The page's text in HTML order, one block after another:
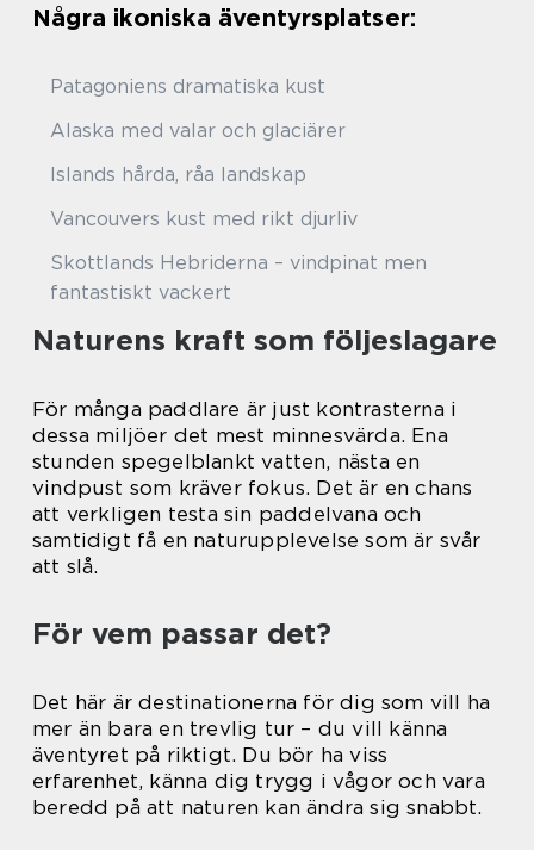
Några ikoniska äventyrsplatser:
Patagoniens dramatiska kust
Alaska med valar och glaciärer
Islands hårda, råa landskap
Vancouvers kust med rikt djurliv
Skottlands Hebriderna – vindpinat men
fantastiskt vackert
Naturens kraft som följeslagare
För många paddlare är just kontrasterna i
dessa miljöer det mest minnesvärda. Ena
stunden spegelblankt vatten, nästa en
vindpust som kräver fokus. Det är en chans
att verkligen testa sin paddelvana och
samtidigt få en naturupplevelse som är svår
att slå.
För vem passar det?
Det här är destinationerna för dig som vill ha
mer än bara en trevlig tur – du vill känna
äventyret på riktigt. Du bör ha viss
erfarenhet, känna dig trygg i vågor och vara
beredd på att naturen kan ändra sig snabbt.